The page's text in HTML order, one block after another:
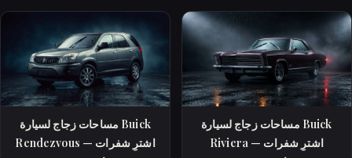
مساحات زجاج لسيارة Buick
Rendezvous — اشترِ شفرات
مساحات زجاج لسيارة Buick
Riviera — اشترِ شفرات